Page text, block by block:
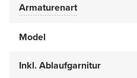
Armaturenart
Model
Inkl. Ablaufgarnitur